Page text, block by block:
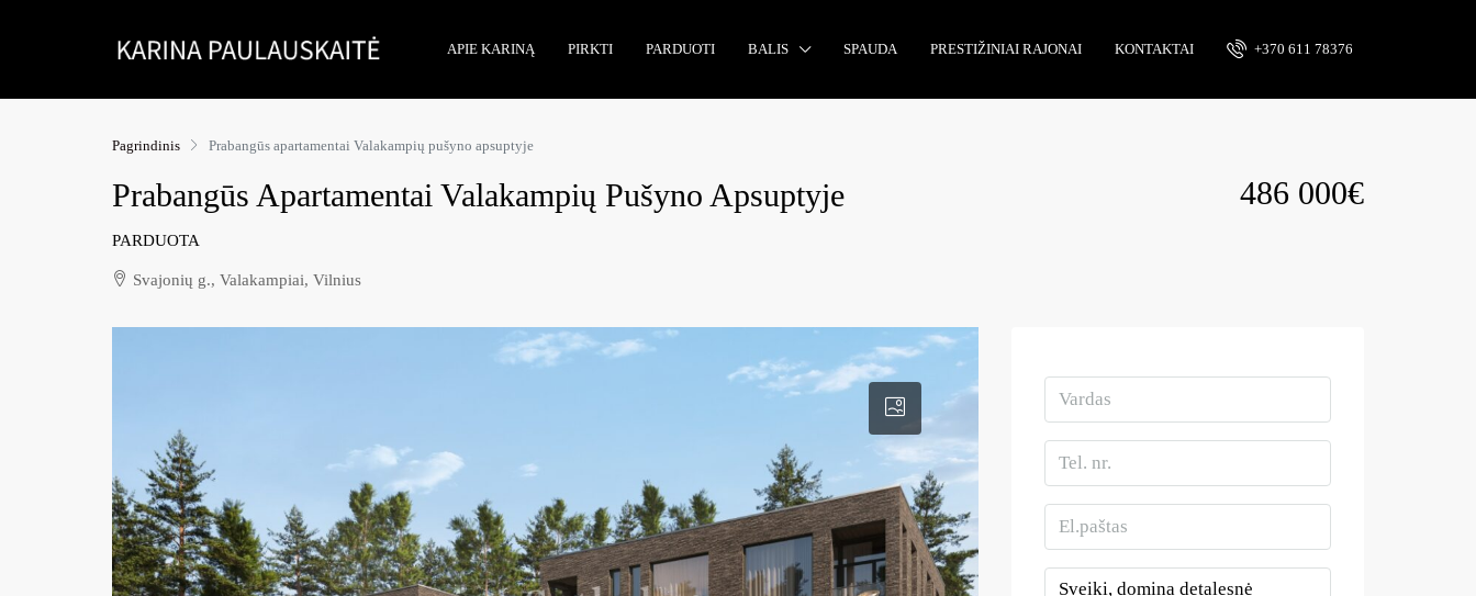
APIE KARINĄ PIRKTI PARDUOTI BALIS SPAUDA PRESTIŽINIAI RAJONAI KONTAKTAI +370 611 78376
Pagrindinis Prabangūs apartamentai Valakampių pušyno apsuptyje
Prabangūs Apartamentai Valakampių Pušyno Apsuptyje 486 000€
PARDUOTA
Svajonių g., Valakampiai, Vilnius